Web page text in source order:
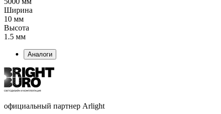
Ширина
10 мм
Высота
1.5 мм
Аналоги
официальный партнер Arlight